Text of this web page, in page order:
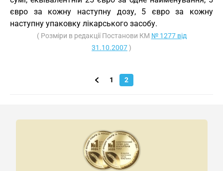
євро за кожну наступну дозу, 5 євро за кожну
наступну упаковку лікарського засобу.
( Розміри в редакції Постанови КМ № 1277 від
31.10.2007)
1 2